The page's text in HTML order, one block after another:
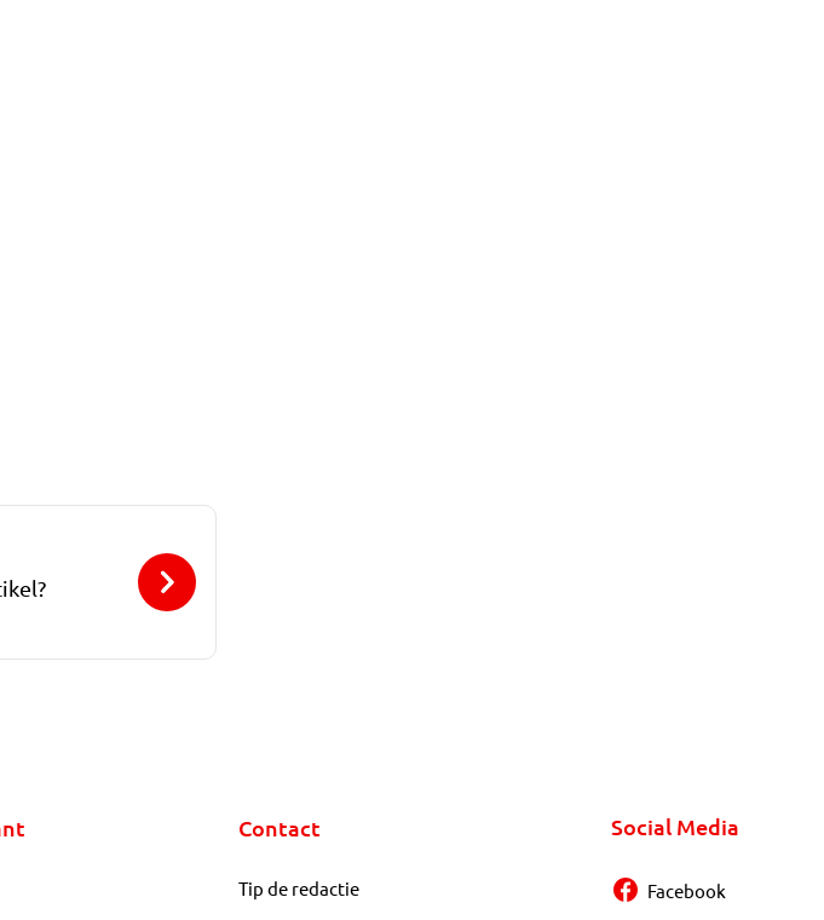
Contact
Tip de redactie
Social Media
Facebook